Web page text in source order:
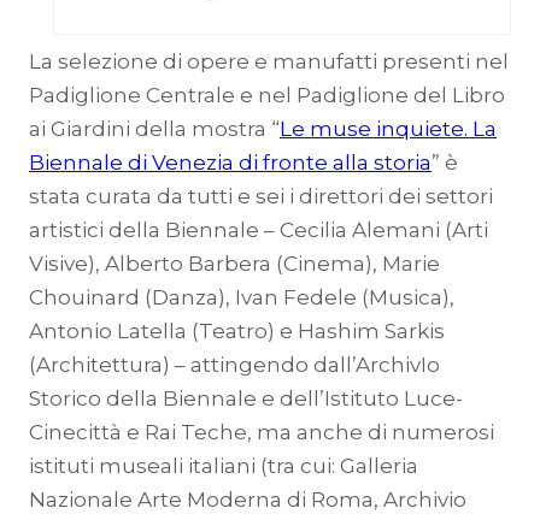
La selezione di opere e manufatti presenti nel
Padiglione Centrale e nel Padiglione del Libro
ai Giardini della mostra “Le muse inquiete. La
Biennale di Venezia di fronte alla storia” è
stata curata da tutti e sei i direttori dei settori
artistici della Biennale – Cecilia Alemani (Arti
Visive), Alberto Barbera (Cinema), Marie
Chouinard (Danza), Ivan Fedele (Musica),
Antonio Latella (Teatro) e Hashim Sarkis
(Architettura) – attingendo dall’ArchivIo
Storico della Biennale e dell’Istituto Luce-
Cinecittà e Rai Teche, ma anche di numerosi
istituti museali italiani (tra cui: Galleria
Nazionale Arte Moderna di Roma, Archivio